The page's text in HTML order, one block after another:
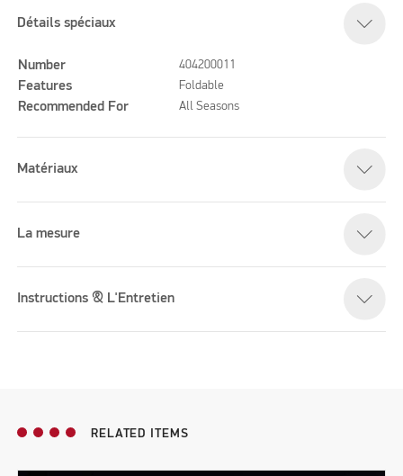
Détails spéciaux
Number 404200011
Features Foldable
Recommended For All Seasons
Matériaux
La mesure
Instructions & L'Entretien
RELATED ITEMS